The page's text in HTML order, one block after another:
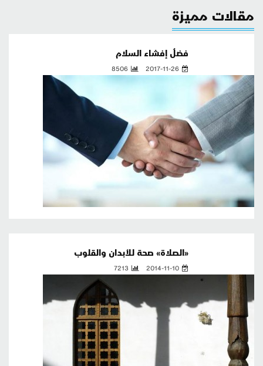
مقالات مميزة
فضلُ إفشاء السلام‏
2017-11-26
8506
«الصلاة» صحة للأبدان والقلوب
2014-11-10
7213